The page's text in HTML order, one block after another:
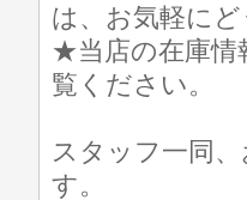
は、お気軽にど
★当店の在庫情
覧ください。
スタッフ一同
す。